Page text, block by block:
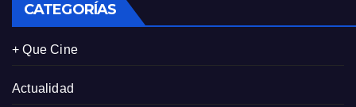
CATEGORÍAS
+ Que Cine
Actualidad